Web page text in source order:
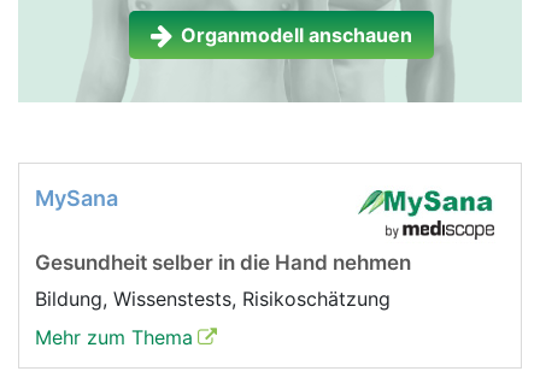
Organmodell anschauen
MySana
Gesundheit selber in die Hand nehmen
Bildung, Wissenstests, Risikoschätzung
Mehr zum Thema